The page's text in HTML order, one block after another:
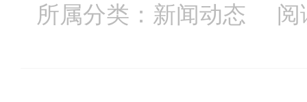
所属分类：新闻动态